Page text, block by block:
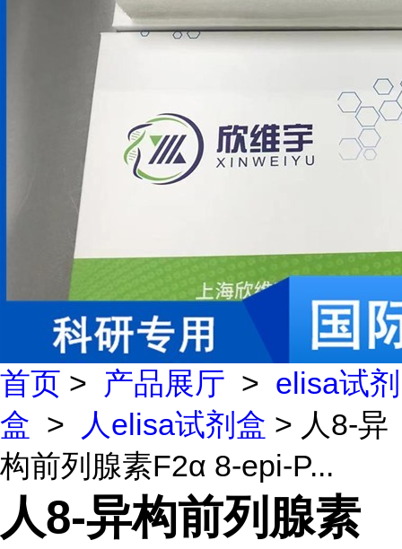
首页 > 产品展厅 > elisa试剂
盒 > 人elisa试剂盒 > 人8-异
构前列腺素F2α 8-epi-P...
人8-异构前列腺素